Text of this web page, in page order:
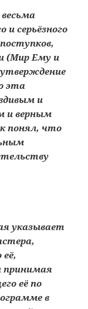
серьёзного
(Мир Ему и
утверждение
эта
и
и верным
понял, что
указывает
принимая
её по
в